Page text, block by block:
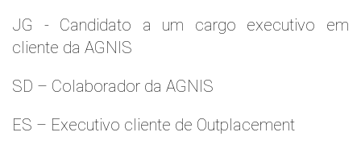
JG - Candidato a um cargo executivo em
cliente da AGNIS
SD – Colaborador da AGNIS
ES – Executivo cliente de Outplacement